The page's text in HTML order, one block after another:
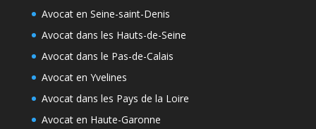
Avocat en Seine-saint-Denis
Avocat dans les Hauts-de-Seine
Avocat dans le Pas-de-Calais
Avocat en Yvelines
Avocat dans les Pays de la Loire
Avocat en Haute-Garonne